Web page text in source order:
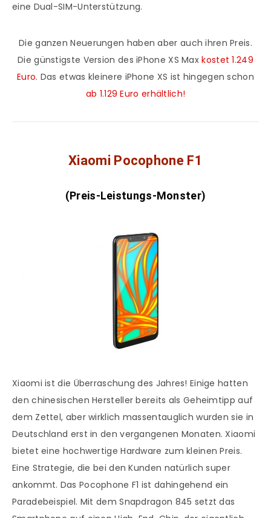
eine Dual-SIM-Unterstützung.
Die ganzen Neuerungen haben aber auch ihren Preis.
Die günstigste Version des iPhone XS Maxkostet 1.249
Euro. Das etwas kleinere iPhone XS ist hingegen schon
ab 1.129 Euro erhältlich!
Xiaomi Pocophone F1
(Preis-Leistungs-Monster)
Xiaomi ist die Überraschung des Jahres! Einige hatten
den chinesischen Hersteller bereits als Geheimtipp auf
dem Zettel, aber wirklich massentauglich wurden sie in
Deutschland erst in den vergangenen Monaten. Xiaomi
bietet eine hochwertige Hardware zum kleinen Preis.
Eine Strategie, die bei den Kunden natürlich super
ankommt. Das Pocophone F1 ist dahingehend ein
Paradebeispiel. Mit dem Snapdragon 845 setzt das